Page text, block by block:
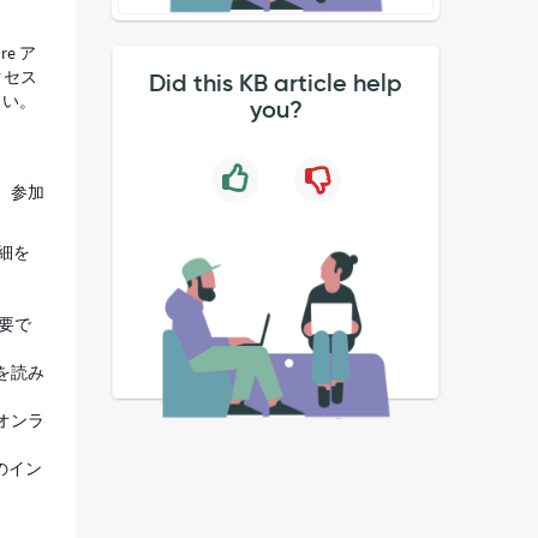
ア
ス
。
参加
を
で
読み
ンラ
イン
Did this KB article help
you?